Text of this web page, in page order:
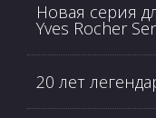
Новая серия
Yves Rocher
20 лет